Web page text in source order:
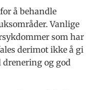
å behandle
Vanlige
som har
derimot ikke å gi
og god